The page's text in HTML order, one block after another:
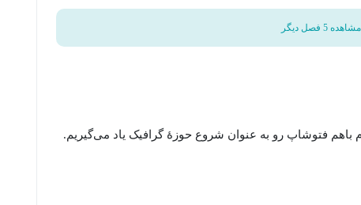
مشاهده 5 فصل دیگر
فتوشاپ رو به عنوان شروع حوزۀ گرافیک یاد می‌گیریم.